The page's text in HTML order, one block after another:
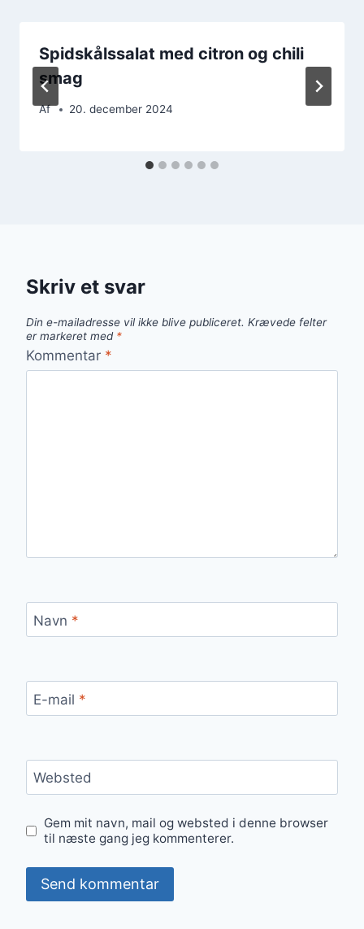
Spidskålssalat med citron og chili
smag
Af 20. december 2024
Skriv et svar
Din e-mailadresse vil ikke blive publiceret. Krævede felter
er markeret med *
Kommentar *
Navn *
E-mail *
Websted
Gem mit navn, mail og websted i denne browser
til næste gang jeg kommenterer.